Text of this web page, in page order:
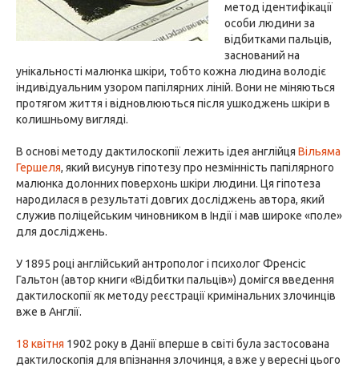
метод ідентифікації
особи людини за
відбитками пальців,
заснований на
унікальності малюнка шкіри, тобто кожна людина володіє
індивідуальним узором папілярних ліній. Вони не міняються
протягом життя і відновлюються після ушкоджень шкіри в
колишньому вигляді.
В основі методу дактилоскопії лежить ідея англійця Вільяма
Гершеля, який висунув гіпотезу про незмінність папілярного
малюнка долонних поверхонь шкіри людини. Ця гіпотеза
народилася в результаті довгих досліджень автора, який
служив поліцейським чиновником в Індії і мав широке «поле»
для досліджень.
У 1895 році англійський антрополог і психолог Френсіс
Гальтон (автор книги «Відбитки пальців») домігся введення
дактилоскопії як методу реєстрації кримінальних злочинців
вже в Англії.
18 квітня 1902 року в Данії вперше в світі була застосована
дактилоскопія для впізнання злочинця, а вже у вересні цього